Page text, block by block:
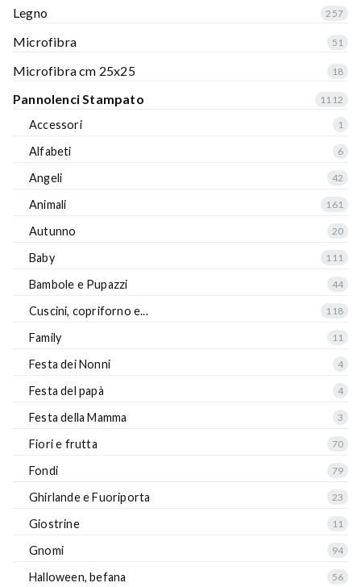
Legno 257
Microfibra 51
Microfibra cm 25x25 18
Pannolenci Stampato 1112
Accessori 1
Alfabeti 6
Angeli 42
Animali 161
Autunno 20
Baby 111
Bambole e Pupazzi 44
Cuscini, copriforno e... 118
Family 11
Festa dei Nonni 4
Festa del papà 4
Festa della Mamma 3
Fiori e frutta 70
Fondi 79
Ghirlande e Fuoriporta 23
Giostrine 11
Gnomi 94
Halloween, befana 56